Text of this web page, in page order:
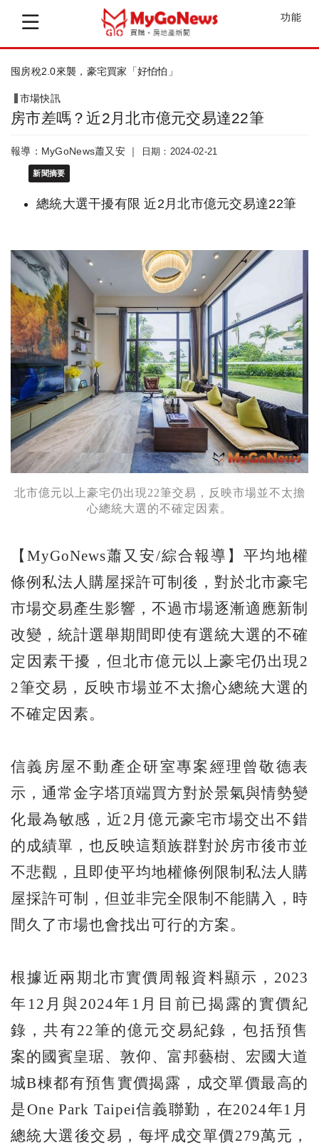
功能
「房地4稅」成績出爐「2減2增」
市場快訊
房市差嗎？近2月北市億元交易達22筆
報導：MyGoNews蕭又安 ｜ 日期：2024-02-21
新聞摘要
總統大選干擾有限 近2月北市億元交易達22筆
北市億元以上豪宅仍出現22筆交易，反映市場並不太擔
心總統大選的不確定因素。
【MyGoNews蕭又安/綜合報導】平均地權
條例私法人購屋採許可制後，對於北市豪宅
市場交易產生影響，不過市場逐漸適應新制
改變，統計選舉期間即使有選統大選的不確
定因素干擾，但北市億元以上豪宅仍出現2
2筆交易，反映市場並不太擔心總統大選的
不確定因素。
信義房屋不動產企研室專案經理曾敬德表
示，通常金字塔頂端買方對於景氣與情勢變
化最為敏感，近2月億元豪宅市場交出不錯
的成績單，也反映這類族群對於房市後市並
不悲觀，且即使平均地權條例限制私法人購
屋採許可制，但並非完全限制不能購入，時
間久了市場也會找出可行的方案。
根據近兩期北市實價周報資料顯示，2023
年12月與2024年1月目前已揭露的實價紀
錄，共有22筆的億元交易紀錄，包括預售
案的國賓皇琚、敦仰、富邦藝樹、宏國大道
城B棟都有預售實價揭露，成交單價最高的
是One Park Taipei信義聯勤，在2024年1月
總統大選後交易，每坪成交單價279萬元，